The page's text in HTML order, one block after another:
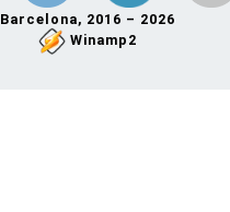
Barcelona, 2016 – 2026
Winamp2